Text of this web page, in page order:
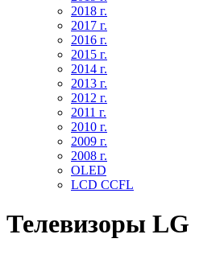
2018 г.
2017 г.
2016 г.
2015 г.
2014 г.
2013 г.
2012 г.
2011 г.
2010 г.
2009 г.
2008 г.
OLED
LCD CCFL
Телевизоры LG